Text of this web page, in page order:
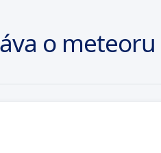
o meteoru